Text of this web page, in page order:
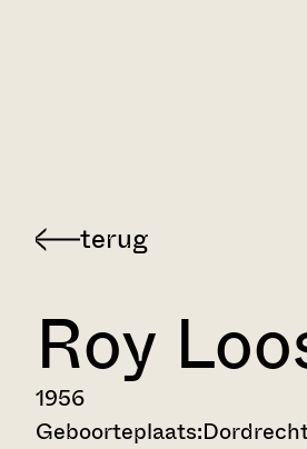
Terug
Dordts
Indisch
verhalenarchief
Roy
1956
Geboorteplaats: